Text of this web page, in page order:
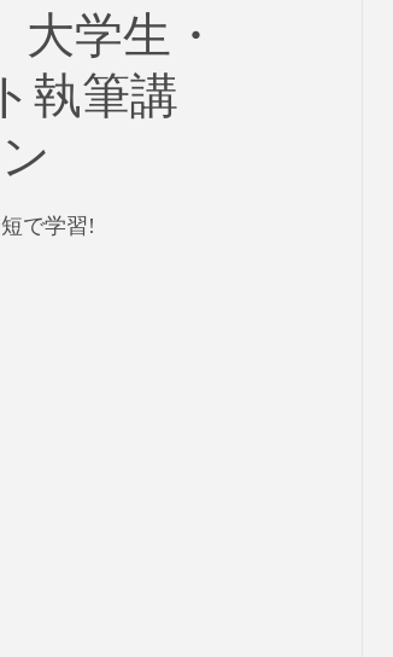
ロナウイルス
大学生・
執筆講
で学習!